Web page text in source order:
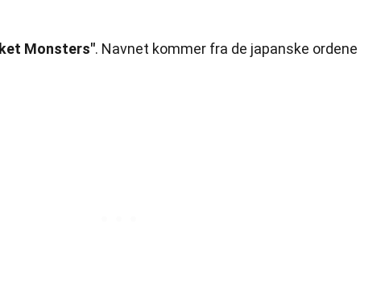
Monsters". Navnet kommer fra de japanske ordene